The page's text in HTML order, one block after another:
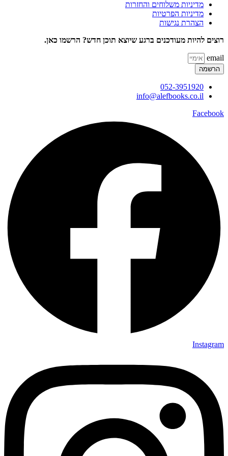
מדיניות משלוחים והחזרות
מדיניות הפרטיות
הצהרת נגישות
רוצים להיות מעודכנים ברגע שיוצא תוכן חדש? הרשמו כאן.
email
הרשמה
052-3951920
info@alefbooks.co.il
Facebook
Instagram